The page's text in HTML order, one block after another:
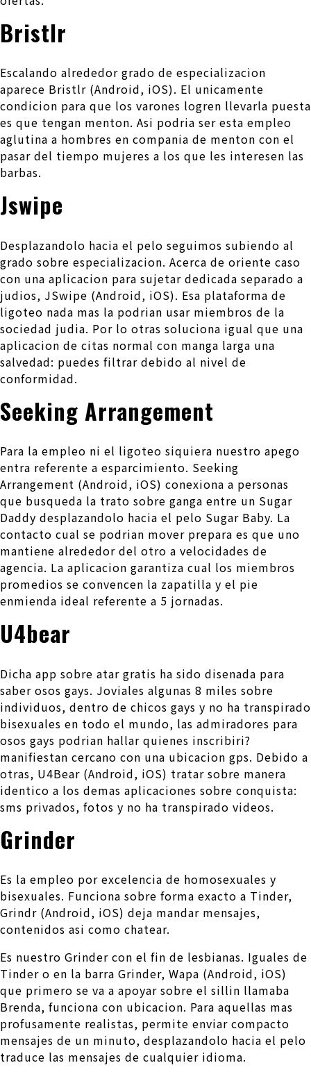
Bristlr
Escalando alrededor grado de especializacion
aparece Bristlr (Android, iOS). El unicamente
condicion para que los varones logren llevarla puesta
es que tengan menton. Asi podri­a ser esta empleo
aglutina a hombres en compania de menton con el
pasar del tiempo mujeres a los que les interesen las
barbas.
Jswipe
Desplazandolo hacia el pelo seguimos subiendo al
grado sobre especializacion. Acerca de oriente caso
con una aplicacion para sujetar dedicada separado a
judios, JSwipe (Android, iOS). Esa plataforma de
ligoteo nada mas la podrian usar miembros de la
sociedad judia. Por lo otras soluciona igual que una
aplicacion de citas normal con manga larga una
salvedad: puedes filtrar debido al nivel de
conformidad.
Seeking Arrangement
Para la empleo ni el ligoteo siquiera nuestro apego
entra referente a esparcimiento. Seeking
Arrangement (Android, iOS) conexiona a personas
que busqueda la trato sobre ganga entre un Sugar
Daddy desplazandolo hacia el pelo Sugar Baby. La
contacto cual se podri­an mover prepara es que uno
mantiene alrededor del otro a velocidades de
agencia. La aplicacion garantiza cual los miembros
promedios se convencen la zapatilla y el pie
enmienda ideal referente a 5 jornadas.
U4bear
Dicha app sobre atar gratis ha sido disenada para
saber osos gays. Joviales algunas 8 miles sobre
individuos, dentro de chicos gays y no ha transpirado
bisexuales en todo el mundo, las admiradores para
osos gays podrian hallar quienes inscribiri?
manifiestan cercano con una ubicacion gps. Debido a
otras, U4Bear (Android, iOS) tratar sobre manera
identico a los demas aplicaciones sobre conquista:
sms privados, fotos y no ha transpirado videos.
Grinder
Es la empleo por excelencia de homosexuales y
bisexuales. Funciona sobre forma exacto a Tinder,
Grindr (Android, iOS) deja mandar mensajes,
contenidos asi­ como chatear.
Es nuestro Grinder con el fin de lesbianas. Iguales de
Tinder o en la barra Grinder, Wapa (Android, iOS)
que primero se va a apoyar sobre el silli­n llamaba
Brenda, funciona con ubicacion. Para aquellas mas
profusamente realistas, permite enviar compacto
mensajes de un minuto, desplazandolo hacia el pelo
traduce las mensajes de cualquier idioma.